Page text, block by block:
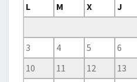
L
M X J
3
4 5 6
10
11 12 13